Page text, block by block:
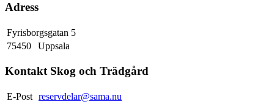
Adress
Fyrisborgsgatan 5
75450
Uppsala
Kontakt Skog och Trädgård
E-Post reservdelar@sama.nu